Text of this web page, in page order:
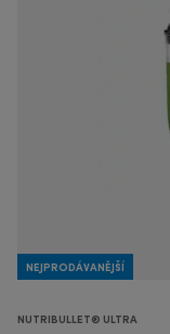
NEJPRODÁVANĚJŠÍ
NUTRIBULLET® ULTRA